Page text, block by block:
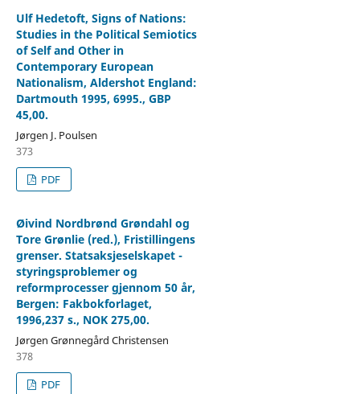
Ulf Hedetoft, Signs of Nations:
Studies in the Political Semiotics
of Self and Other in
Contemporary European
Nationalism, Aldershot England:
Dartmouth 1995, 6995., GBP
45,00.
Jørgen J. Poulsen
373
PDF
Øivind Nordbrønd Grøndahl og
Tore Grønlie (red.), Fristillingens
grenser. Statsaksjeselskapet -
styringsproblemer og
reformprocesser gjennom 50 år,
Bergen: Fakbokforlaget,
1996,237 s., NOK 275,00.
Jørgen Grønnegård Christensen
378
PDF